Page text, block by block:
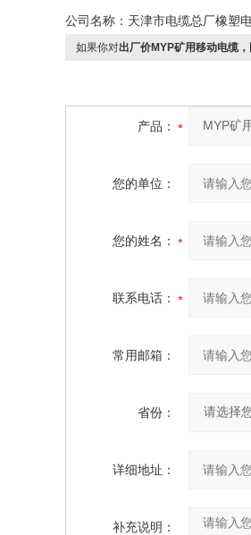
公司名称：天津市电缆总厂橡塑
如果你对出厂价MYP矿用移动电缆
产品：
您的单位：
您的姓名：
联系电话：
常用邮箱：
省份：
详细地址：
补充说明：